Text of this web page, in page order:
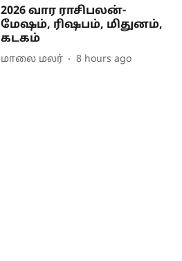
2026 வார ராசிபலன்-
மேஷம், ரிஷபம், மிதுனம்,
கடகம்
மாலை மலர் 8 hours ago